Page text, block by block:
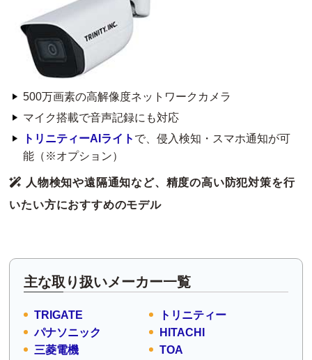
500万画素の高解像度ネットワークカメラ
マイク搭載で音声記録にも対応
トリニティーAIライト で、侵入検知・スマホ通知が可
能（※オプション）
人物検知や遠隔通知など、精度の高い防犯対策を行
いたい方におすすめのモデル
主な取り扱いメーカー一覧
TRIGATE
トリニティー
パナソニック
HITACHI
三菱電機
TOA